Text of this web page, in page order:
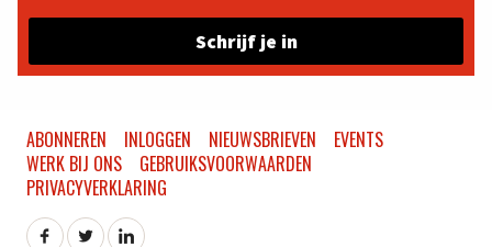
Schrijf je in
ABONNEREN INLOGGEN NIEUWSBRIEVEN
EVENTS
WERK BIJ ONS
GEBRUIKSVOORWAARDEN
PRIVACYVERKLARING